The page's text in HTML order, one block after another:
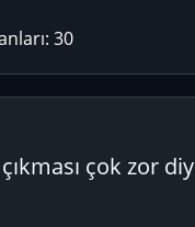
30
çok zor